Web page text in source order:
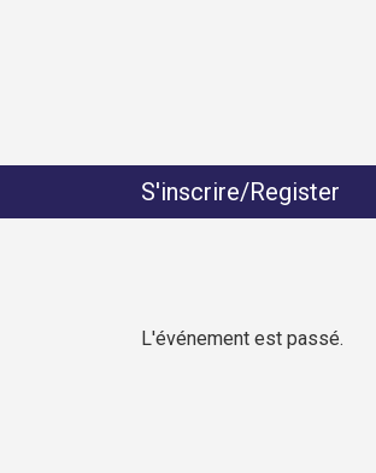
S'inscrire/Register
L'événement est passé.